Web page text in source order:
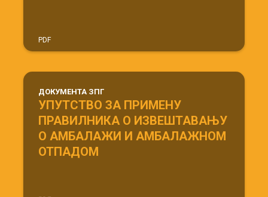
PDF
ДОКУМЕНТА ЗПГ
УПУТСТВО ЗА ПРИМЕНУ
ПРАВИЛНИКА О ИЗВЕШТАВАЊУ
О АМБАЛАЖИ И АМБАЛАЖНОМ
ОТПАДОМ